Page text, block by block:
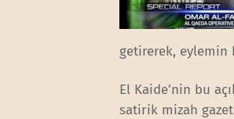
getirerek,
El Kaide’nin bu
satirik mizah